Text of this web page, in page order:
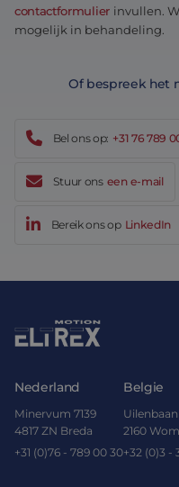
contactformulier invullen.
mogelijk in behandeling.
Of bespreek het
Bel ons op: +31 76 789
Stuur ons een e-mail
Bereik ons op LinkedIn
Nederland
Minervum 7139
4817 ZN Breda
+31 (0)76 - 789 00 30
Belgie
2160
+32 (0)3 -